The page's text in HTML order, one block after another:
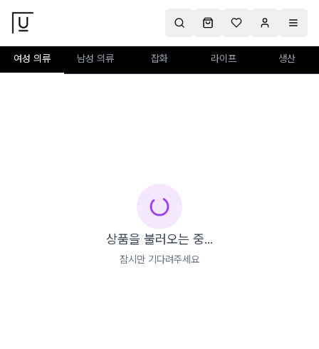
여성 의류 남성 의류 잡화 라이프 생산
상품을 불러오는 중...
잠시만 기다려주세요